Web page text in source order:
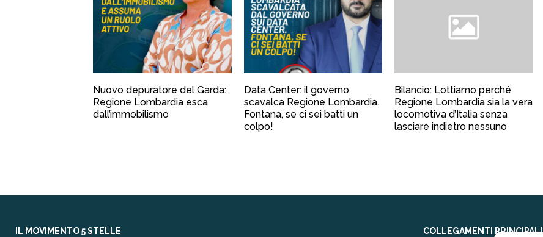
Nuovo depuratore del Garda:
Regione Lombardia esca
dall’immobilismo
Data Center: il governo
scavalca Regione Lombardia.
Fontana, se ci sei batti un
colpo!
Bilancio: Lottiamo perché
Regione Lombardia sia la vera
locomotiva d’Italia senza
lasciare indietro nessuno
IL MOVIMENTO 5 STELLE COLLEGAMENTI PRINCIPALI